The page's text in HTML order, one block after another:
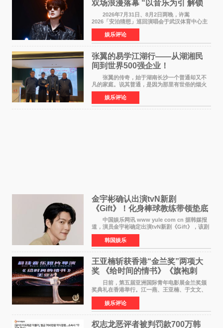
双场浪漫落幕 “以音乐为引 解锁
江城记忆”
2026年7月31日、8月2日两晚，许嵩
2026「安泊猜想」巡回演唱会于武汉体育中心主
体育场盛大开唱。许嵩与数万歌迷在此相聚，从
浪漫惬意的舞台设计到充满诚意与惊喜的现场互
动，共同开启了一场关于
娱乐评论
张翼的易学江湖行——从湖湘民
间到世界500强企业！
张翼的传奇，始于湖南长沙一个普通却又不
凡的家庭。说其普通，是因为那里有世俗的烟火
气；说其不凡，是因为家中有一位洞悉天地玄机
的长者——他的爷爷。作为当地的风水师，爷爷
是张翼走进易学
娱乐评论
金宇彬确认出演tvN新剧
《Gift》！化身棒球教练带领垫底
球队逆袭
中国娱乐网讯 www yule com cn 据韩媒报
道，演员金宇彬确定出演tvN新剧《Gift》，该剧
预计将于下半年播出，引发观众高度期待。
本剧改编自同名网络漫画，讲述一位经历意外事
故后获得特殊
韩国娱乐
王亚楠斩获香港“金兰奖”两项大
奖 《给时间的情书》《旗袍刺
客》双双获肯定
日前，第五届亚洲国际青年电影展金兰奖颁
奖典礼在香港举行。江一燕、王亚楠、于文文、
李东学等知名演员出席活动。著名演员、导演王
亚楠凭借音乐故事片《给时间的情书》和院线电
影《旗袍刺客》
娱乐评论
权志龙恶评者被判罚款700万韩